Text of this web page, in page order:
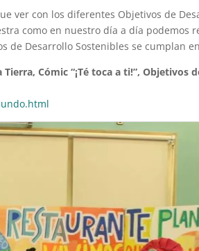
ver con los diferentes Objetivos de
como en nuestro día a día podemos
de Desarrollo Sostenibles se cumplan
Cómic “¡Té toca a ti!”, Objetivos